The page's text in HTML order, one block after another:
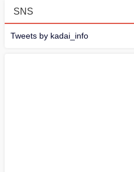
SNS
Tweets by kadai_info